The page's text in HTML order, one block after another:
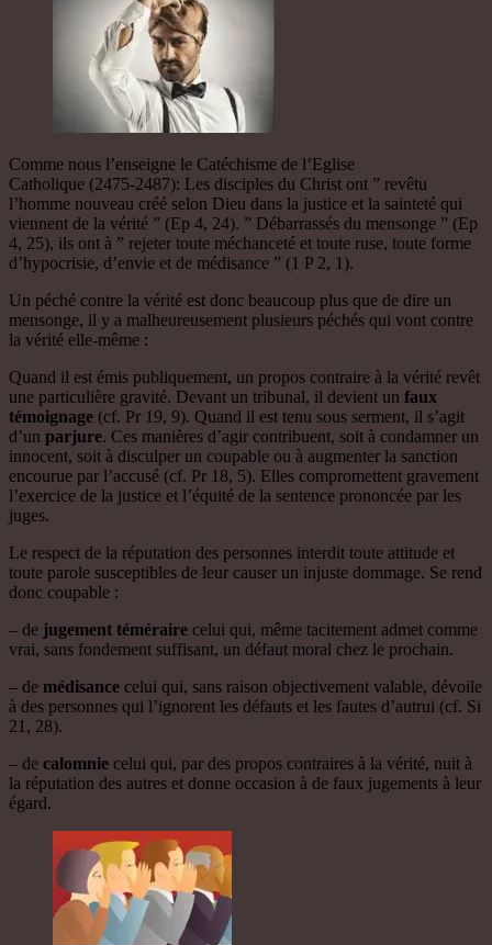
Comme nous l’enseigne le Catéchisme de l’Eglise
Catholique (2475-2487): Les disciples du Christ ont ” revêtu
l’homme nouveau créé selon Dieu dans la justice et la sainteté qui
viennent de la vérité ” (Ep 4, 24). ” Débarrassés du mensonge ” (Ep
4, 25), ils ont à ” rejeter toute méchanceté et toute ruse, toute forme
d’hypocrisie, d’envie et de médisance ” (1 P 2, 1).
Un péché contre la vérité est donc beaucoup plus que de dire un
mensonge, il y a malheureusement plusieurs péchés qui vont contre
la vérité elle-même :
Quand il est émis publiquement, un propos contraire à la vérité revêt
une particulière gravité. Devant un tribunal, il devient un faux
témoignage (cf. Pr 19, 9). Quand il est tenu sous serment, il s’agit
d’un parjure. Ces manières d’agir contribuent, soit à condamner un
innocent, soit à disculper un coupable ou à augmenter la sanction
encourue par l’accusé (cf. Pr 18, 5). Elles compromettent gravement
l’exercice de la justice et l’équité de la sentence prononcée par les
juges.
Le respect de la réputation des personnes interdit toute attitude et
toute parole susceptibles de leur causer un injuste dommage. Se rend
donc coupable :
– de jugement téméraire celui qui, même tacitement admet comme
vrai, sans fondement suffisant, un défaut moral chez le prochain.
– de médisance celui qui, sans raison objectivement valable, dévoile
à des personnes qui l’ignorent les défauts et les fautes d’autrui (cf. Si
21, 28).
– de calomnie celui qui, par des propos contraires à la vérité, nuit à
la réputation des autres et donne occasion à de faux jugements à leur
égard.